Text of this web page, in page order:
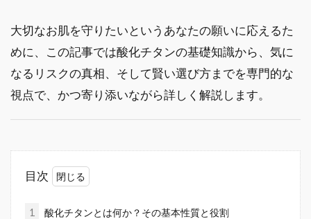
大切なお肌を守りたいというあなたの願いに応えるた
めに、この記事では酸化チタンの基礎知識から、気に
なるリスクの真相、そして賢い選び方までを専門的な
視点で、かつ寄り添いながら詳しく解説します。
目次
1 酸化チタンとは何か？その基本性質と役割